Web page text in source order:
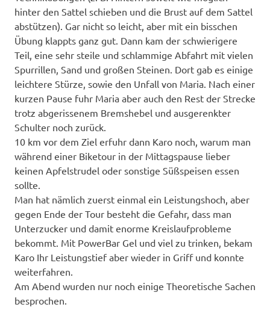
hinter den Sattel schieben und die Brust auf dem Sattel
abstützen). Gar nicht so leicht, aber mit ein bisschen
Übung klappts ganz gut. Dann kam der schwierigere
Teil, eine sehr steile und schlammige Abfahrt mit vielen
Spurrillen, Sand und großen Steinen. Dort gab es einige
leichtere Stürze, sowie den Unfall von Maria. Nach einer
kurzen Pause fuhr Maria aber auch den Rest der Strecke
trotz abgerissenem Bremshebel und ausgerenkter
Schulter noch zurück.
10 km vor dem Ziel erfuhr dann Karo noch, warum man
während einer Biketour in der Mittagspause lieber
keinen Apfelstrudel oder sonstige Süßspeisen essen
sollte.
Man hat nämlich zuerst einmal ein Leistungshoch, aber
gegen Ende der Tour besteht die Gefahr, dass man
Unterzucker und damit enorme Kreislaufprobleme
bekommt. Mit PowerBar Gel und viel zu trinken, bekam
Karo Ihr Leistungstief aber wieder in Griff und konnte
weiterfahren.
Am Abend wurden nur noch einige Theoretische Sachen
besprochen.